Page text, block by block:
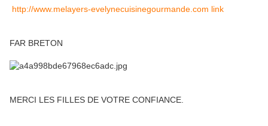
http://www.melayers-evelynecuisinegourmande.com link
FAR BRETON
MERCI LES FILLES DE VOTRE CONFIANCE.